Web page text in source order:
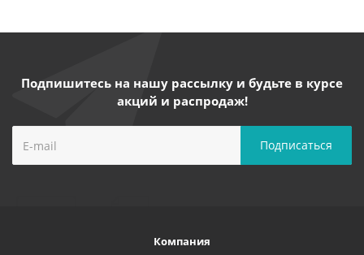
Подпишитесь на нашу рассылку и будьте в курсе
акций и распродаж!
Компания